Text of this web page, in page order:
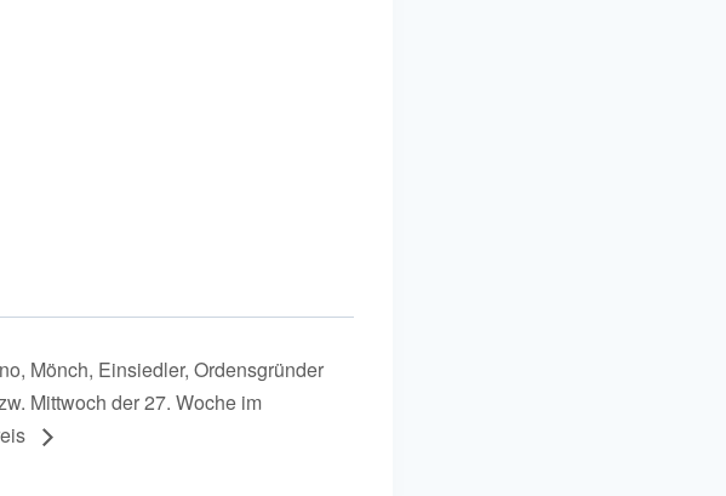
Mönch, Einsiedler, Ordensgründer
Mittwoch der 27. Woche im